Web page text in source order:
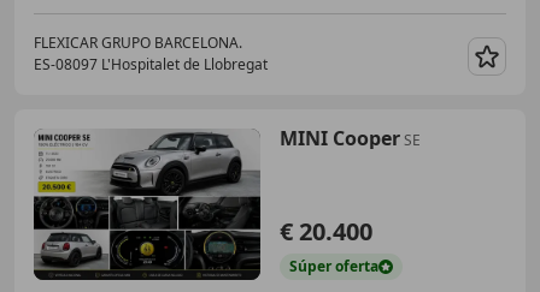
FLEXICAR GRUPO BARCELONA.
ES-08097 L'Hospitalet de Llobregat
MINI CooperSE
€ 20.400
Súperoferta